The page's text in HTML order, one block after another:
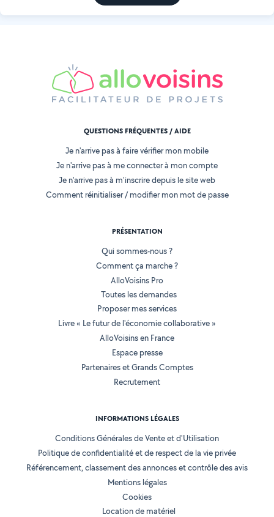
QUESTIONS FRÉQUENTES / AIDE
Je n'arrive pas à faire vérifier mon mobile
Je n'arrive pas à me connecter à mon compte
Je n'arrive pas à m'inscrire depuis le site web
Comment réinitialiser / modifier mon mot de passe
PRÉSENTATION
Qui sommes-nous ?
Comment ça marche ?
AlloVoisins Pro
Toutes les demandes
Proposer mes services
Livre « Le futur de l'économie collaborative »
AlloVoisins en France
Espace presse
Partenaires et Grands Comptes
Recrutement
INFORMATIONS LÉGALES
Conditions Générales de Vente et d'Utilisation
Politique de confidentialité et de respect de la vie privée
Référencement, classement des annonces et contrôle des avis
Mentions légales
Cookies
Location de matériel